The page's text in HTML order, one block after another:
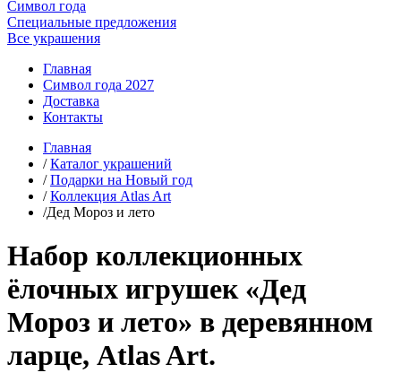
Символ года
Специальные предложения
Все украшения
Главная
Символ года 2027
Доставка
Контакты
Главная
/Каталог украшений
/Подарки на Новый год
/Коллекция Atlas Art
/Дед Мороз и лето
Набор коллекционных
ёлочных игрушек «Дед
Мороз и лето» в деревянном
ларце, Atlas Art.